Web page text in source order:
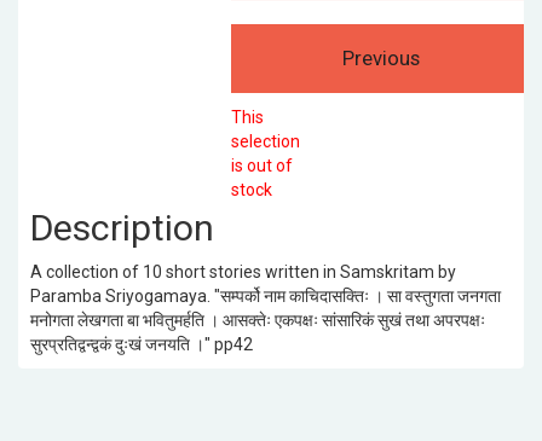
This
selection
is out of
stock
Description
A collection of 10 short stories written in Samskritam by
Paramba Sriyogamaya. "सम्पर्को नाम काचिदासक्तिः । सा वस्तुगता जनगता
मनोगता लेखगता बा भवितुमर्हति । आसक्तेः एकपक्षः सांसारिकं सुखं तथा अपरपक्षः
सुरप्रतिद्वन्द्वकं दुःखं जनयति ।" pp42